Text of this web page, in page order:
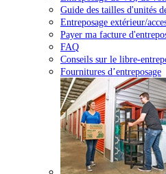
Guide des tailles d'unités
Entreposage extérieur/
Payer ma facture
FAQ
Conseils sur le libre-
Fournitures d’entreposage